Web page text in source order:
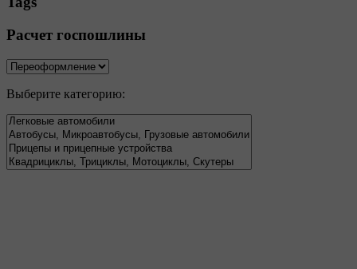
Расчет госпошлины
Выберите категорию: